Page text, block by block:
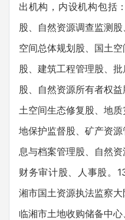
出机构，内设机构包括
股、自然资源调查监测
空间总体规划股、国土
股、建筑工程管理股、
股、自然资源所有者权
土空间生态修复股、地
地保护监督股、矿产资
息与档案管理股、自然资
财务审计股、人事股。
湘市国土资源执法监察大
临湘市土地收购储备中